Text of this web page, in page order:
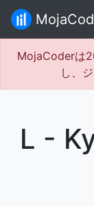
MojaCoderは
し、
L -